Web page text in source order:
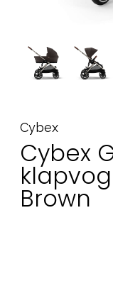
Cybex
Cybex
Brown